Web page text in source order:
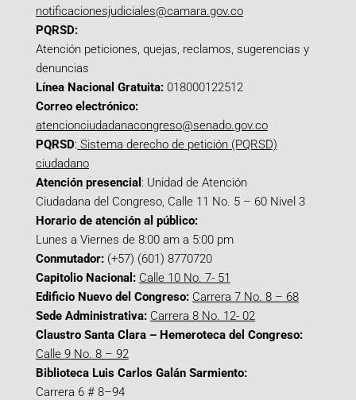
notificacionesjudiciales@camara.gov.co
PQRSD:
Atención peticiones, quejas, reclamos, sugerencias y
denuncias
Línea Nacional Gratuita: 018000122512
Correo electrónico:
atencionciudadanacongreso@senado.gov.co
PQRSD: Sistema derecho de petición (PQRSD)
ciudadano
Atención presencial : Unidad de Atención
Ciudadana del Congreso, Calle 11 No. 5 – 60 Nivel 3
Horario de atención al público:
Lunes a Viernes de 8:00 am a 5:00 pm
Conmutador: (+57) (601) 8770720
Capitolio Nacional: Calle 10 No. 7- 51
Edificio Nuevo del Congreso: Carrera 7 No. 8 – 68
Sede Administrativa: Carrera 8 No. 12- 02
Claustro Santa Clara – Hemeroteca del Congreso:
Calle 9 No. 8 – 92
Biblioteca Luis Carlos Galán Sarmiento:
Carrera 6 # 8–94